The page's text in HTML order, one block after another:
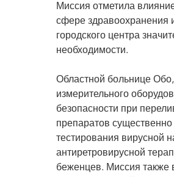
Миссия отметила
сфере здравоохранения
городского центра
необходимости.
Областной больнице
измерительного
безопасности при
препаратов
тестирования вирусной
антиретровирусной
беженцев. Миссия также